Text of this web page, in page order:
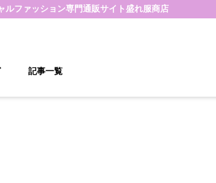
ルファッション専門通販サイト盛れ服商店
記事一覧